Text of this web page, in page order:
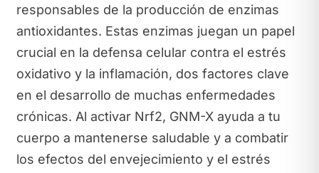
responsables de la producción de enzimas
antioxidantes. Estas enzimas juegan un papel
crucial en la defensa celular contra el estrés
oxidativo y la inflamación, dos factores clave
en el desarrollo de muchas enfermedades
crónicas. Al activar Nrf2, GNM-X ayuda a tu
cuerpo a mantenerse saludable y a combatir
los efectos del envejecimiento y el estrés